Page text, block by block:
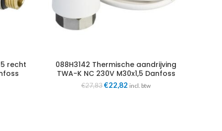
recht
088H3142 Thermische aandrijving
TWA-K NC 230V M30x1,5 Danfoss
€27,83Oorspronkelijke
€22,82 Huidige
incl. btw